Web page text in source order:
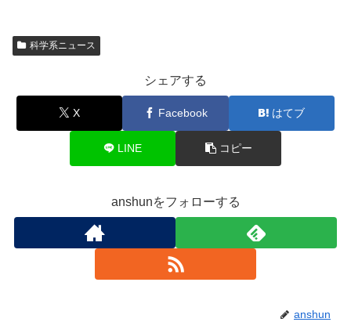
科学系ニュース
シェアする
X Facebook はてブ
LINE コピー
anshunをフォローする
anshun